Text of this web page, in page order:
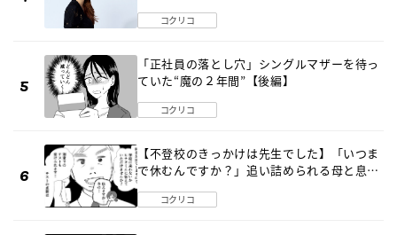
コクリコ
「正社員の落とし穴」シングルマザーを待っ
ていた“魔の２年間”【後編】
コクリコ
【不登校のきっかけは先生でした】「いつま
で休むんですか？」追い詰められる母と息子
コクリコ